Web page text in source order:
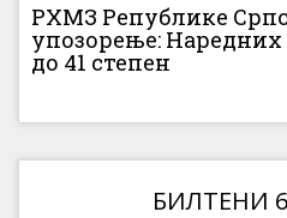
РХМЗ Републике
упозорење:
до 41 степен
БИЛТЕНИ